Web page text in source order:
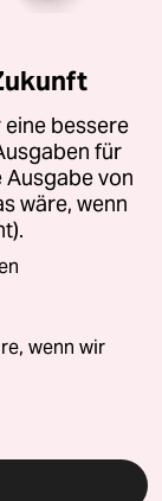
eine bessere
für
Ausgabe von
wäre, wenn
wenn wir